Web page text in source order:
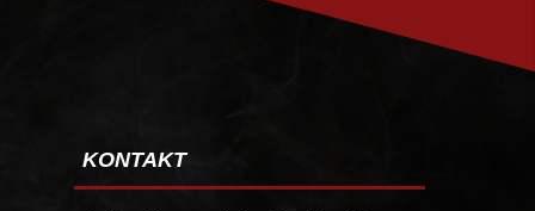
KONTAKT